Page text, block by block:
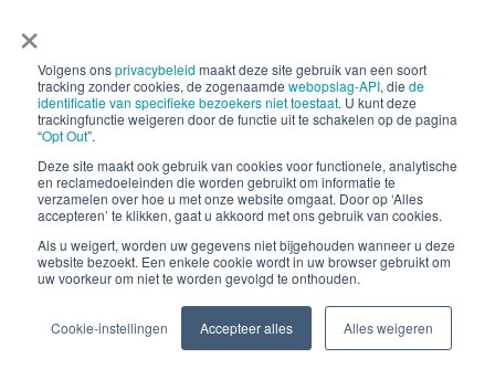
×
Volgens onsprivacybeleid maakt deze site gebruik van een soort
tracking zonder cookies, de zogenaamde webopslag-API, die de
identificatie van specifieke bezoekers niet toestaat. U kunt deze
trackingfunctie weigeren door de functie uit te schakelen op de pagina
“Opt Out”.
Deze site maakt ook gebruik van cookies voor functionele, analytische
en reclamedoeleinden die worden gebruikt om informatie te
verzamelen over hoe u met onze website omgaat. Door op ‘Alles
accepteren’ te klikken, gaat u akkoord met ons gebruik van cookies.
Als u weigert, worden uw gegevens niet bijgehouden wanneer u deze
website bezoekt. Een enkele cookie wordt in uw browser gebruikt om
uw voorkeur om niet te worden gevolgd te onthouden.
Cookie-instellingen Accepteer alles Alles weigeren
Vertrouwen CentrumCookie-instellingen